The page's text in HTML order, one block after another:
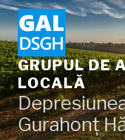
Skip
to
content
GRUPUL DE
LOCALĂ
Gurahonț